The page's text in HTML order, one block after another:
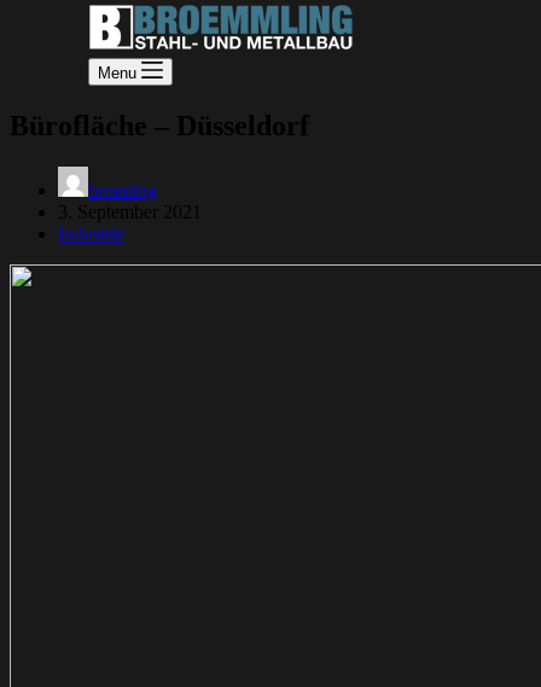
Menu
Bürofläche – Düsseldorf
brmmlng
3. September 2021
Industrie